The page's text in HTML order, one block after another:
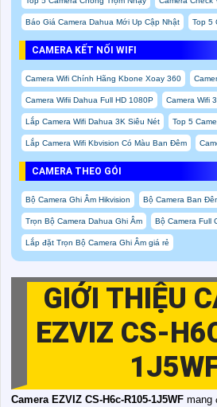
Báo Giá Camera Dahua Mới Up Cập Nhật Top 5
CAMERA KẾT NỐI WIFI
Camera Wifi Chính Hãng Kbone Xoay 360
Camera Wifii Dahua Full HD 1080P Camera Wifi
Lắp Camera Wifi Dahua 3K Siêu Nét Top 5
Lắp Camera Wifi Kbvision Có Màu Ban Đêm
CAMERA THEO GÓI
Bộ Camera Ghi Âm Hikvision Bộ Camera Ban
Trọn Bộ Camera Dahua Ghi Âm Bộ Camera Full
Lắp đặt Trọn Bộ Camera Ghi Âm giá rẻ
GIỚI THIỆU
EZVIZ CS-
Camera EZVIZ CS-H6c-R105-1J5WF mang